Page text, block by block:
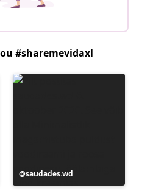
#sharemevidaxl
Postitus
avaldatud
saudades.wd